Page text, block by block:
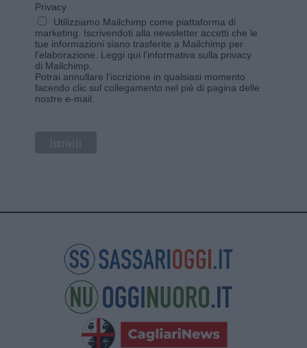
Privacy
Utilizziamo Mailchimp come piattaforma di
marketing. Iscrivendoti alla newsletter accetti che le
tue informazioni siano trasferite a Mailchimp per
l'elaborazione. Leggi qui l'informativa sulla privacy
di Mailchimp
Potrai annullare l'iscrizione in qualsiasi momento
facendo clic sul collegamento nel piè di pagina delle
nostre e-mail.